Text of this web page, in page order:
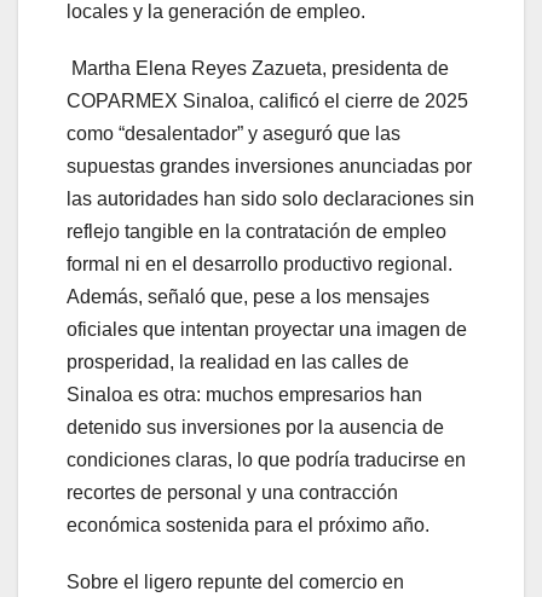
locales y la generación de empleo.
Martha Elena Reyes Zazueta, presidenta de
COPARMEX Sinaloa, calificó el cierre de 2025
como “desalentador” y aseguró que las
supuestas grandes inversiones anunciadas por
las autoridades han sido solo declaraciones sin
reflejo tangible en la contratación de empleo
formal ni en el desarrollo productivo regional.
Además, señaló que, pese a los mensajes
oficiales que intentan proyectar una imagen de
prosperidad, la realidad en las calles de
Sinaloa es otra: muchos empresarios han
detenido sus inversiones por la ausencia de
condiciones claras, lo que podría traducirse en
recortes de personal y una contracción
económica sostenida para el próximo año.
Sobre el ligero repunte del comercio en